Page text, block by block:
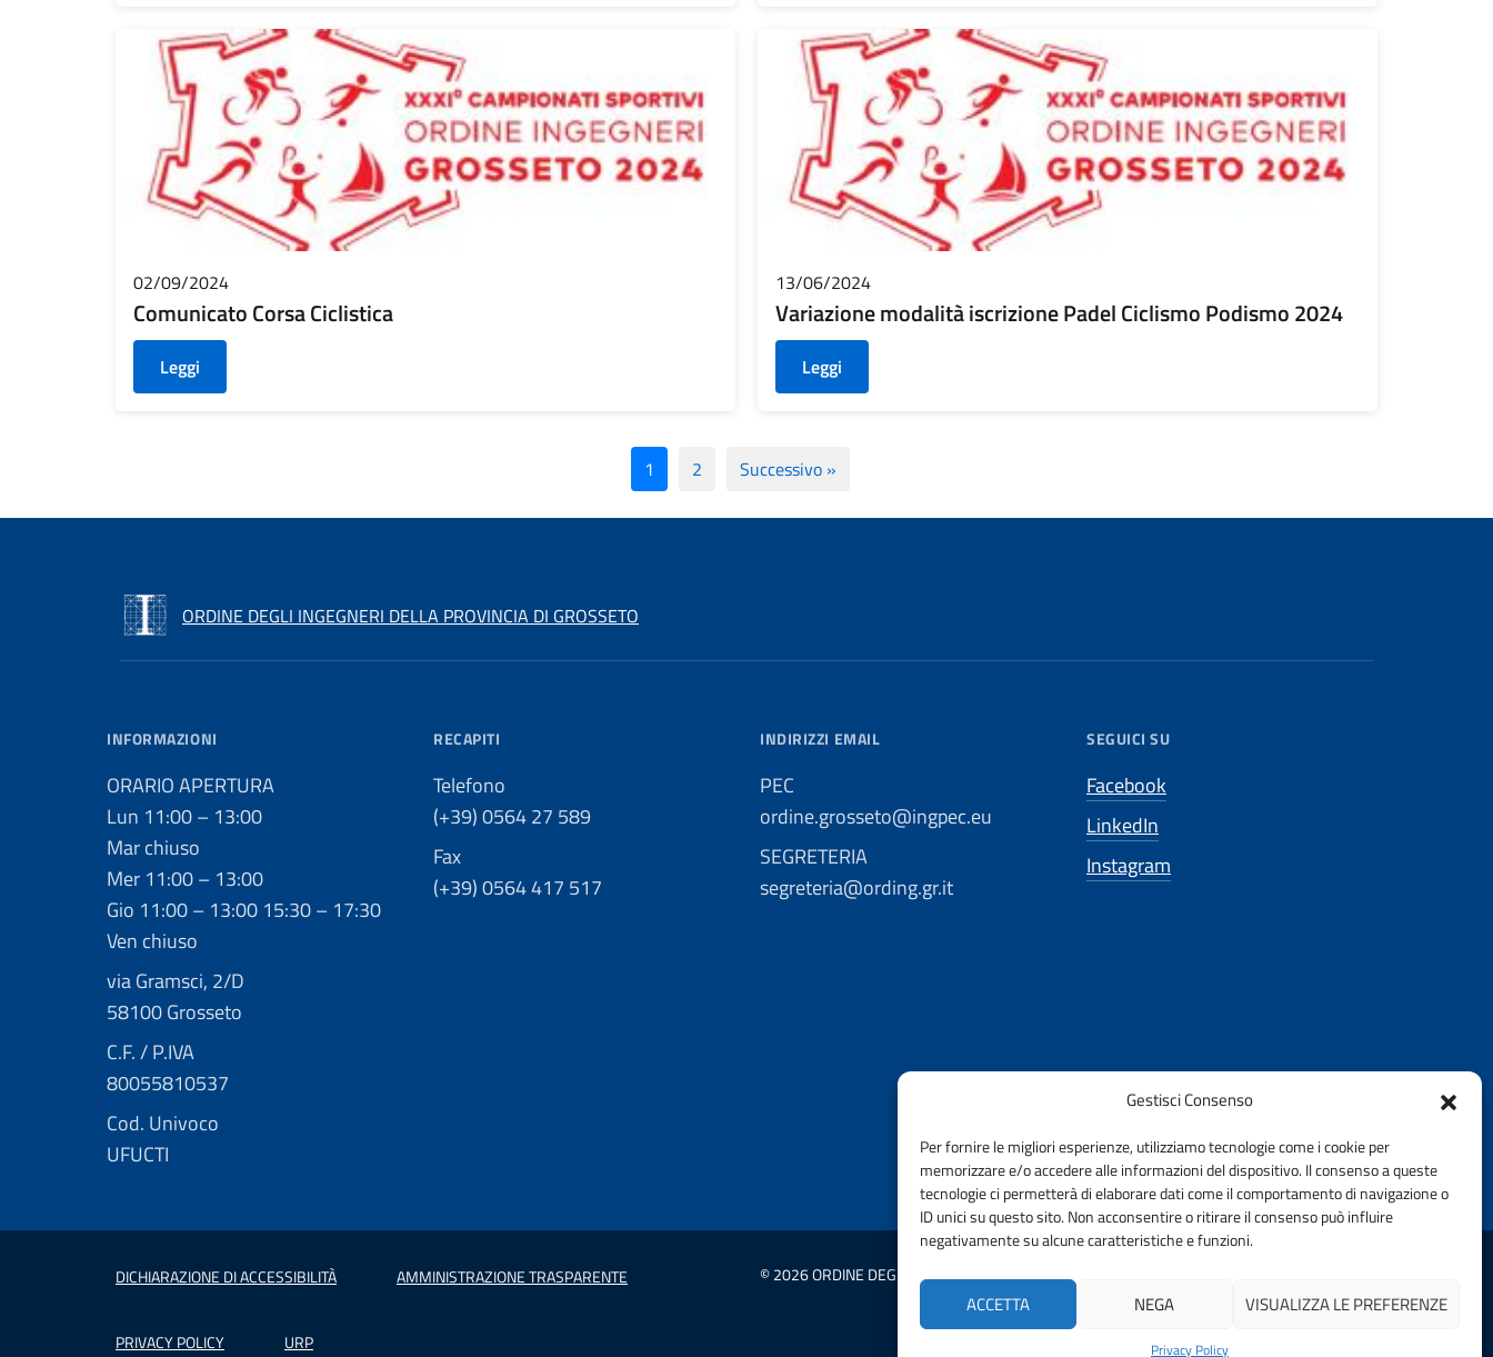
Gestisci Consenso
Per fornire le migliori esperienze, utilizziamo tecnologie come i cookie per
memorizzare e/o accedere alle informazioni del dispositivo. Il consenso a queste
tecnologie ci permetterà di elaborare dati come il comportamento di navigazione o
ID unici su questo sito. Non acconsentire o ritirare il consenso può influire
negativamente su alcune caratteristiche e funzioni.
ACCETTA NEGA VISUALIZZA LE PREFERENZE
Privacy Policy
02/09/2024
Comunicato Corsa Ciclistica
Leggi
13/06/2024
Variazione modalità iscrizione Padel Ciclismo Podismo 2024
Leggi
1 2 Successivo »
ORDINE DEGLI INGEGNERI DELLA PROVINCIA DI GROSSETO
INFORMAZIONI
ORARIO APERTURA
Lun 11:00 – 13:00
Mar chiuso
Mer 11:00 – 13:00
Gio 11:00 – 13:00 15:30 – 17:30
Ven chiuso
via Gramsci, 2/D
58100 Grosseto
C.F. / P.IVA
80055810537
Cod. Univoco
UFUCTI
RECAPITI
Telefono
(+39) 0564 27 589
Fax
(+39) 0564 417 517
INDIRIZZI EMAIL
PEC
ordine.grosseto@ingpec.eu
SEGRETERIA
segreteria@ording.gr.it
SEGUICI SU
Facebook
LinkedIn
Instagram
DICHIARAZIONE DI ACCESSIBILITÀ AMMINISTRAZIONE TRASPARENTE
PRIVACY POLICY URP
© 2026 ORDINE DEGLI INGEGNERI DELLA PROVINCIA DI GROSSETO | FONDAZIONE CNI